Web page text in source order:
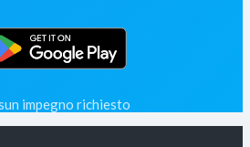
impegno richiesto